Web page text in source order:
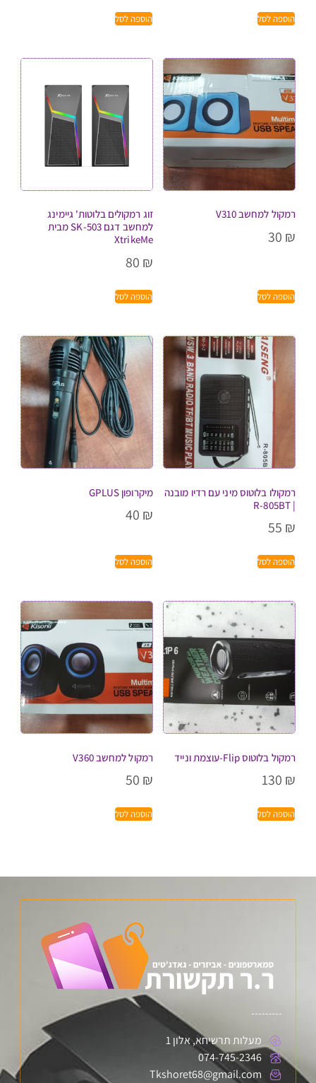
הוספה לסל הוספה לסל
רמקול למחשב V310
30 ₪
הוספה לסל
זוג רמקולים בלוטות' גיימינג
למחשב דגם SK-503 מבית
XtrikeMe
80 ₪
הוספה לסל
רמקולו בלוטוס מיני עם רדיו מובנה
| R-805BT
55 ₪
הוספה לסל
מיקרופון GPLUS
40 ₪
הוספה לסל
רמקול בלוטוס Flip-עוצמת ונייד
130 ₪
הוספה לסל
רמקול למחשב V360
50 ₪
הוספה לסל
מעלות תרשיחא, אלון 1
074-745-2346
Tkshoret68@gmail.com